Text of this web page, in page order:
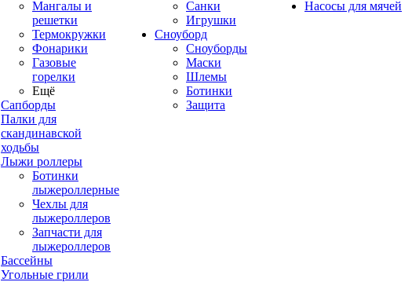
Мангалы и
решетки
Термокружки
Фонарики
Газовые
горелки
Ещё
Сапборды
Палки для
скандинавской
ходьбы
Лыжи роллеры
Ботинки
лыжероллерные
Чехлы для
лыжероллеров
Запчасти для
лыжероллеров
Бассейны
Угольные грили
Санки
Игрушки
Сноуборд
Сноуборды
Маски
Шлемы
Ботинки
Защита
Насосы для мячей